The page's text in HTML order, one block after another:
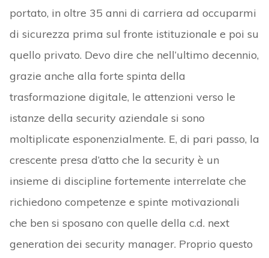
portato, in oltre 35 anni di carriera ad occuparmi
di sicurezza prima sul fronte istituzionale e poi su
quello privato. Devo dire che nell’ultimo decennio,
grazie anche alla forte spinta della
trasformazione digitale, le attenzioni verso le
istanze della security aziendale si sono
moltiplicate esponenzialmente. E, di pari passo, la
crescente presa d’atto che la security è un
insieme di discipline fortemente interrelate che
richiedono competenze e spinte motivazionali
che ben si sposano con quelle della c.d. next
generation dei security manager. Proprio questo